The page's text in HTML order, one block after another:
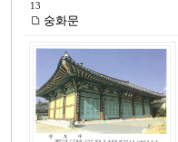
13
숭화문